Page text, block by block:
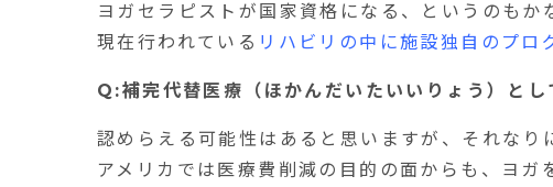
ヨガセラピストが国家資格になる、というのもか
現在行われている リハビリの中に施設独自のプロ
Q:補完代替医療（ほかんだいたいいりょう）と
認めらえる可能性はあると思いますが、それなり
アメリカでは医療費削減の目的の面からも、ヨ